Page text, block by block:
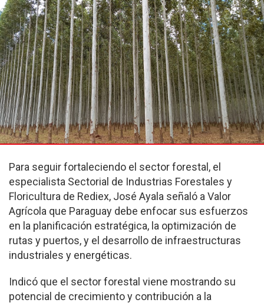
Para seguir fortaleciendo el sector forestal, el
especialista Sectorial de Industrias Forestales y
Floricultura de Rediex, José Ayala señaló a Valor
Agrícola que Paraguay debe enfocar sus esfuerzos
en la planificación estratégica, la optimización de
rutas y puertos, y el desarrollo de infraestructuras
industriales y energéticas.
Indicó que el sector forestal viene mostrando su
potencial de crecimiento y contribución a la